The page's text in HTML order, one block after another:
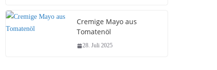
Cremige Mayo aus
Tomatenöl
28. Juli 2025